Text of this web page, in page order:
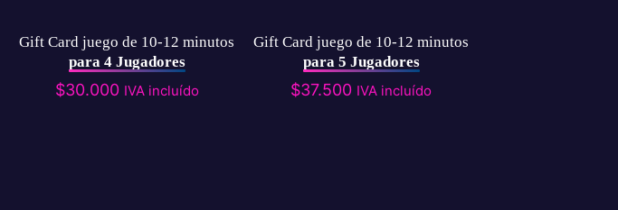
Gift Card juego de 10-12 minutos
para 4 Jugadores
$30.000 IVA incluído
Gift Card juego de 10-12 minutos
para 5 Jugadores
$37.500 IVA incluído